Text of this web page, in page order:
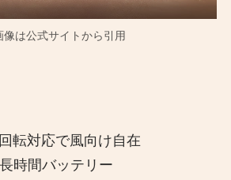
は公式サイトから引用
転対応で風向け自在
時間バッテリー